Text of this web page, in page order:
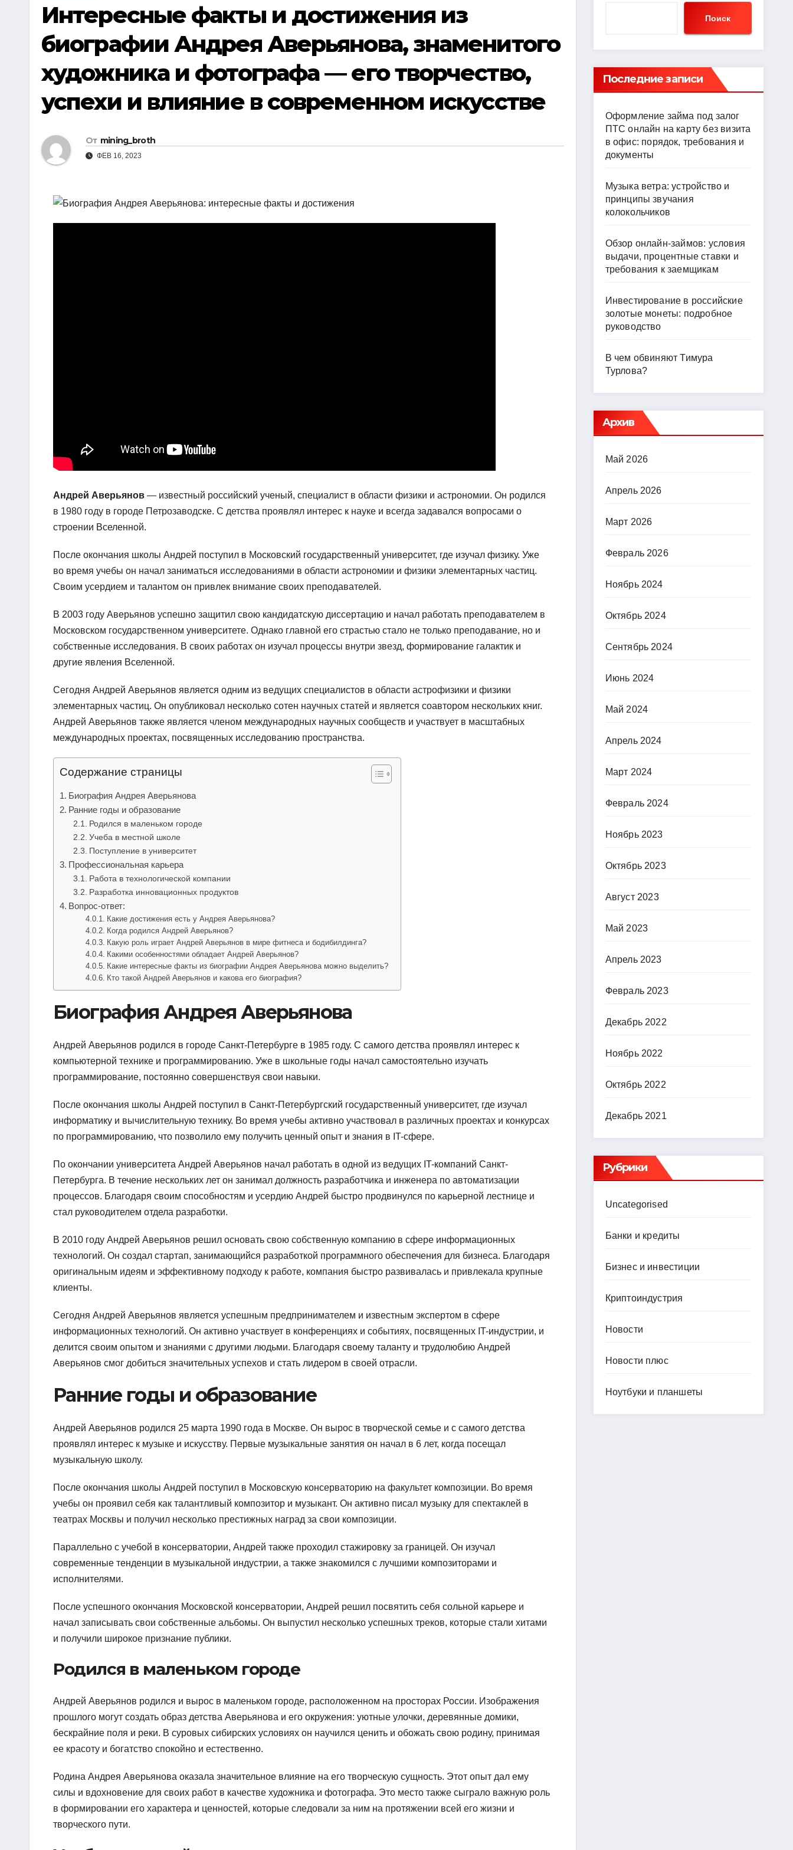
Интересные факты и достижения из
биографии Андрея Аверьянова, знаменитого
художника и фотографа — его творчество,
успехи и влияние в современном искусстве
От mining_broth
ФЕВ 16, 2023
Андрей Аверьянов — известный российский ученый, специалист в области физики и астрономии. Он родился
в 1980 году в городе Петрозаводске. С детства проявлял интерес к науке и всегда задавался вопросами о
строении Вселенной.
После окончания школы Андрей поступил в Московский государственный университет, где изучал физику. Уже
во время учебы он начал заниматься исследованиями в области астрономии и физики элементарных частиц.
Своим усердием и талантом он привлек внимание своих преподавателей.
В 2003 году Аверьянов успешно защитил свою кандидатскую диссертацию и начал работать преподавателем в
Московском государственном университете. Однако главной его страстью стало не только преподавание, но и
собственные исследования. В своих работах он изучал процессы внутри звезд, формирование галактик и
другие явления Вселенной.
Сегодня Андрей Аверьянов является одним из ведущих специалистов в области астрофизики и физики
элементарных частиц. Он опубликовал несколько сотен научных статей и является соавтором нескольких книг.
Андрей Аверьянов также является членом международных научных сообществ и участвует в масштабных
международных проектах, посвященных исследованию пространства.
Содержание страницы
Биография Андрея Аверьянова
Ранние годы и образование
Родился в маленьком городе
Учеба в местной школе
Поступление в университет
Профессиональная карьера
Работа в технологической компании
Разработка инновационных продуктов
Вопрос-ответ:
Какие достижения есть у Андрея Аверьянова?
Когда родился Андрей Аверьянов?
Какую роль играет Андрей Аверьянов в мире фитнеса и бодибилдинга?
Какими особенностями обладает Андрей Аверьянов?
Какие интересные факты из биографии Андрея Аверьянова можно выделить?
Кто такой Андрей Аверьянов и какова его биография?
Биография Андрея Аверьянова
Андрей Аверьянов родился в городе Санкт-Петербурге в 1985 году. С самого детства проявлял интерес к
компьютерной технике и программированию. Уже в школьные годы начал самостоятельно изучать
программирование, постоянно совершенствуя свои навыки.
После окончания школы Андрей поступил в Санкт-Петербургский государственный университет, где изучал
информатику и вычислительную технику. Во время учебы активно участвовал в различных проектах и конкурсах
по программированию, что позволило ему получить ценный опыт и знания в IT-сфере.
По окончании университета Андрей Аверьянов начал работать в одной из ведущих IT-компаний Санкт-
Петербурга. В течение нескольких лет он занимал должность разработчика и инженера по автоматизации
процессов. Благодаря своим способностям и усердию Андрей быстро продвинулся по карьерной лестнице и
стал руководителем отдела разработки.
В 2010 году Андрей Аверьянов решил основать свою собственную компанию в сфере информационных
технологий. Он создал стартап, занимающийся разработкой программного обеспечения для бизнеса. Благодаря
оригинальным идеям и эффективному подходу к работе, компания быстро развивалась и привлекала крупные
клиенты.
Сегодня Андрей Аверьянов является успешным предпринимателем и известным экспертом в сфере
информационных технологий. Он активно участвует в конференциях и событиях, посвященных IT-индустрии, и
делится своим опытом и знаниями с другими людьми. Благодаря своему таланту и трудолюбию Андрей
Аверьянов смог добиться значительных успехов и стать лидером в своей отрасли.
Ранние годы и образование
Андрей Аверьянов родился 25 марта 1990 года в Москве. Он вырос в творческой семье и с самого детства
проявлял интерес к музыке и искусству. Первые музыкальные занятия он начал в 6 лет, когда посещал
музыкальную школу.
После окончания школы Андрей поступил в Московскую консерваторию на факультет композиции. Во время
учебы он проявил себя как талантливый композитор и музыкант. Он активно писал музыку для спектаклей в
театрах Москвы и получил несколько престижных наград за свои композиции.
Параллельно с учебой в консерватории, Андрей также проходил стажировку за границей. Он изучал
современные тенденции в музыкальной индустрии, а также знакомился с лучшими композиторами и
исполнителями.
После успешного окончания Московской консерватории, Андрей решил посвятить себя сольной карьере и
начал записывать свои собственные альбомы. Он выпустил несколько успешных треков, которые стали хитами
и получили широкое признание публики.
Родился в маленьком городе
Андрей Аверьянов родился и вырос в маленьком городе, расположенном на просторах России. Изображения
прошлого могут создать образ детства Аверьянова и его окружения: уютные улочки, деревянные домики,
бескрайние поля и реки. В суровых сибирских условиях он научился ценить и обожать свою родину, принимая
ее красоту и богатство спокойно и естественно.
Родина Андрея Аверьянова оказала значительное влияние на его творческую сущность. Этот опыт дал ему
силы и вдохновение для своих работ в качестве художника и фотографа. Это место также сыграло важную роль
в формировании его характера и ценностей, которые следовали за ним на протяжении всей его жизни и
творческого пути.
Поиск
Последние записи
Оформление займа под залог
ПТС онлайн на карту без визита
в офис: порядок, требования и
документы
Музыка ветра: устройство и
принципы звучания
колокольчиков
Обзор онлайн-займов: условия
выдачи, процентные ставки и
требования к заемщикам
Инвестирование в российские
золотые монеты: подробное
руководство
В чем обвиняют Тимура
Турлова?
Архив
Май 2026
Апрель 2026
Март 2026
Февраль 2026
Ноябрь 2024
Октябрь 2024
Сентябрь 2024
Июнь 2024
Май 2024
Апрель 2024
Март 2024
Февраль 2024
Ноябрь 2023
Октябрь 2023
Август 2023
Май 2023
Апрель 2023
Февраль 2023
Декабрь 2022
Ноябрь 2022
Октябрь 2022
Декабрь 2021
Рубрики
Uncategorised
Банки и кредиты
Бизнес и инвестиции
Криптоиндустрия
Новости
Новости плюс
Ноутбуки и планшеты